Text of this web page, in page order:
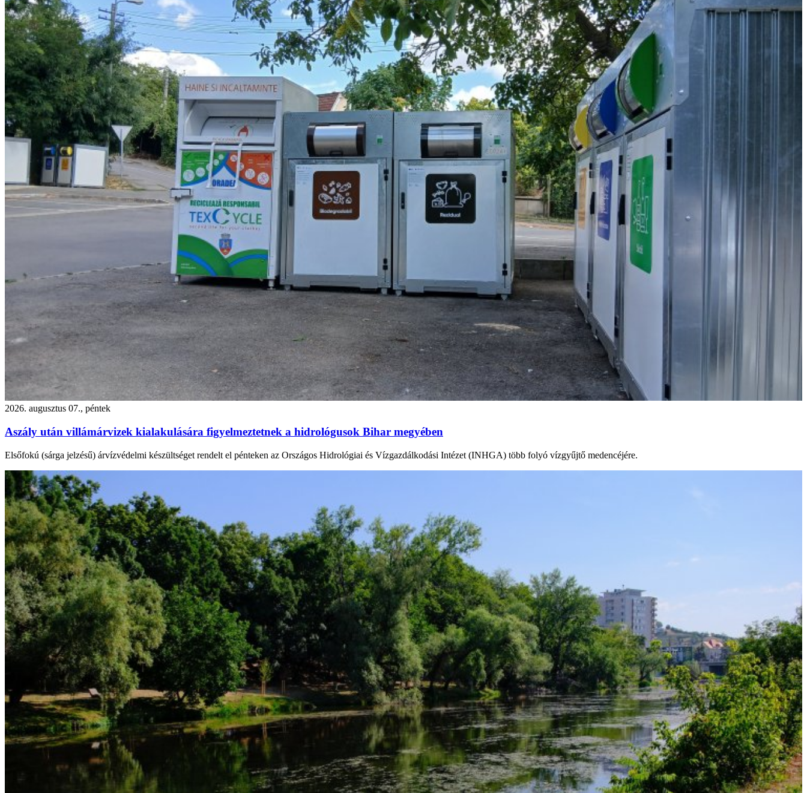
2026. augusztus 07., péntek
Aszály után villámárvizek kialakulására figyelmeztetnek a hidrológusok Bihar megyében
Elsőfokú (sárga jelzésű) árvízvédelmi készültséget rendelt el pénteken az Országos Hidrológiai és Vízgazdálkodási Intézet (INHGA) több folyó vízgyűjtő medencéjére.